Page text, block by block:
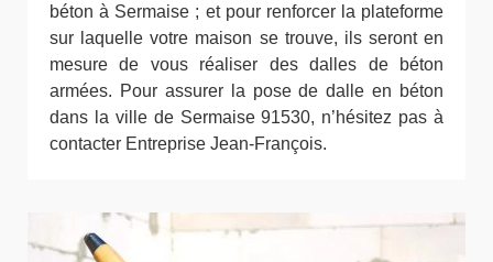
béton à Sermaise ; et pour renforcer la plateforme
sur laquelle votre maison se trouve, ils seront en
mesure de vous réaliser des dalles de béton
armées. Pour assurer la pose de dalle en béton
dans la ville de Sermaise 91530, n’hésitez pas à
contacter Entreprise Jean-François.